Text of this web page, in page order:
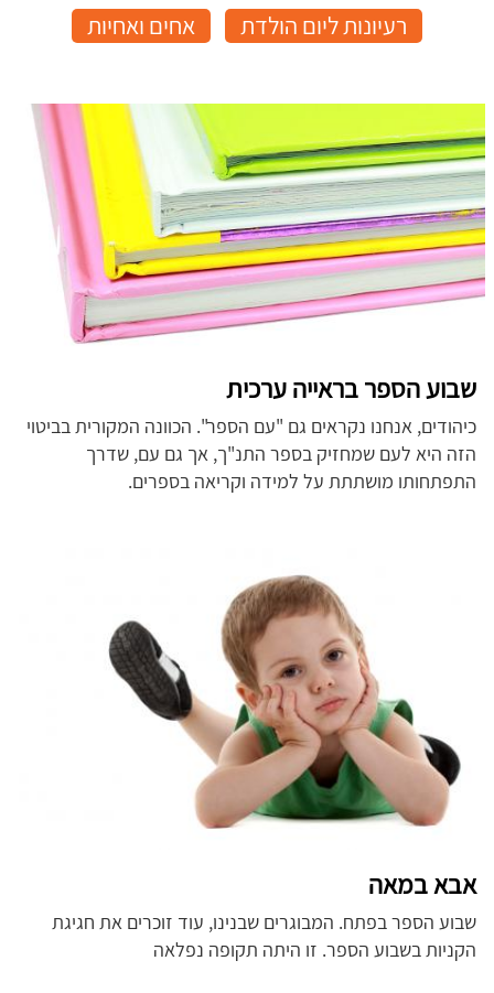
רעיונות ליום הולדת
אחים ואחיות
שבוע הספר בראייה ערכית
כיהודים, אנחנו נקראים גם "עם הספר". הכוונה המקורית בביטוי
הזה היא לעם שמחזיק בספר התנ"ך, אך גם עם, שדרך
התפתחותו מושתתת על למידה וקריאה בספרים.
אבא במאה
שבוע הספר בפתח. המבוגרים שבנינו, עוד זוכרים את חגיגת
הקניות בשבוע הספר. זו היתה תקופה נפלאה